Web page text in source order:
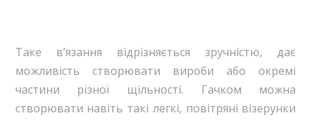
Таке в’язання відрізняється зручністю, дає
можливість створювати вироби або окремі
частини різної щільності. Гачком можна
створювати навіть такі легкі, повітряні візерунки